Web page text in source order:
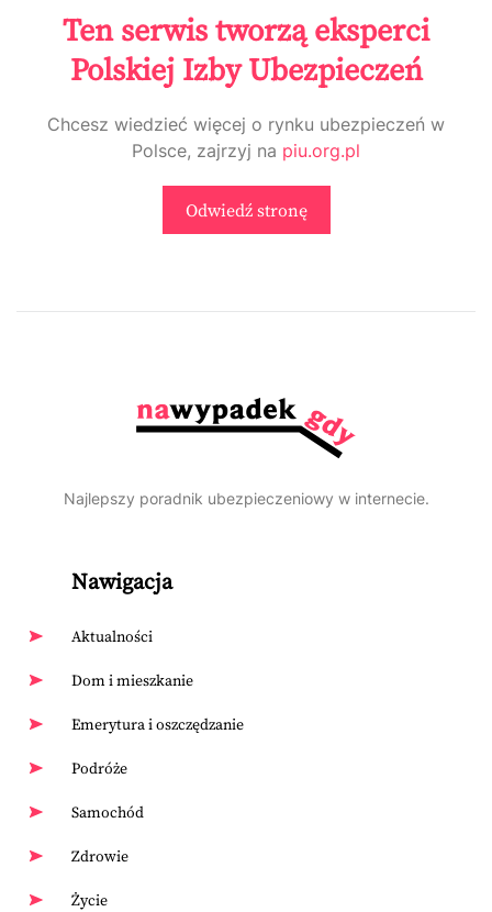
Ten serwis tworzą eksperci
Polskiej Izby Ubezpieczeń
Chcesz wiedzieć więcej o rynku ubezpieczeń w
Polsce, zajrzyj na piu.org.pl
Odwiedź stronę
Najlepszy poradnik ubezpieczeniowy w internecie.
Nawigacja
Aktualności
Dom i mieszkanie
Emerytura i oszczędzanie
Podróże
Samochód
Zdrowie
Życie